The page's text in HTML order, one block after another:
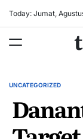
Today: Jumat,
POSTED
UNCATEGORIZED